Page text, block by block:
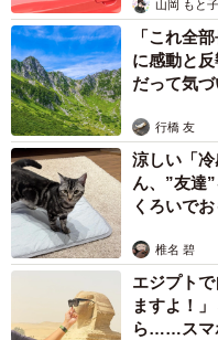
山岡 もと子
「これ全
に感動と
だって気づ
行橋 友
涼しい「
ん、”友達
くろいで
椎名 碧
エジプト
ますよ！
ら……スマ